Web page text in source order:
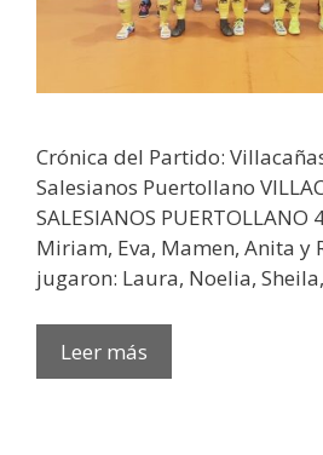
Crónica del Partido: Villacañas
Salesianos Puertollano
SALESIANOS PUERTOLLANO
Miriam, Eva, Mamen, Anita y
jugaron: Laura, Noelia,
Leer más